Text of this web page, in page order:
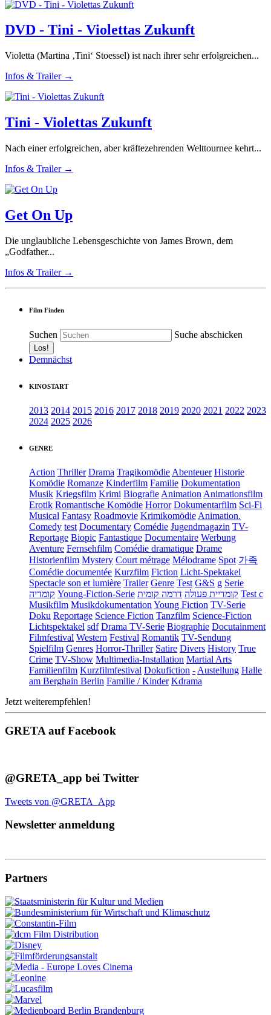
DVD - Tini - Violettas Zukunft
Violetta (Martina ‚Tini‘ Stoessel) ist nach ihrer sehr erfolgreichen...
Infos & Trailer →
Tini - Violettas Zukunft
Nach einer erfolgreichen, aber kräftezehrenden Welttournee kehrt...
Infos & Trailer →
Get On Up
Die unglaubliche Lebensgeschichte von James Brown, dem
„Godfather...
Infos & Trailer →
Film Finden
Suchen Suche abschicken
Demnächst
KINOSTART
2013 2014 2015 2016 2017 2018 2019 2020 2021 2022 2023
2024 2025 2026
GENRE
Action Thriller Drama Tragikomödie Abenteuer Historie
Komödie Romanze Kinderfilm Familie Dokumentation
Musik Kriegsfilm Krimi Biografie Animation Animationsfilm
Erotik Romantische Komödie Horror Dokumentarfilm Sci-Fi
Musical Fantasy Roadmovie Krimikomödie Animation.
Comedy test Documentary Comédie Jugendmagazin TV-
Reportage Biopic Fantastique Documentaire Werbung
Aventure Fernsehfilm Comédie dramatique Drame
Historienfilm Mystery Court métrage Mélodrame Spot 가족
Comédie documentée Kurzfilm Fiction Licht-Spektakel
Spectacle son et lumière Trailer Genre Test G&S g Serie
קומדיה Young-Fiction-Serie קומדיית פעולה דרמה קומית
Test c
Musikfilm Musikdokumentation Young Fiction TV-Serie
Doku Reportage Science Fiction Tanzfilm Science-Fiction
Lichtspektakel sdf Drama TV-Serie Biographie Docutainment
Filmfestival Western Festival Romantik TV-Sendung
Spielfilm Genres Horror-Thriller Satire Divers History True
Crime TV-Show Multimedia-Installation Martial Arts
Familienfilm Kurzfilmfestival Dokufiction - Austellung Halle
am Berghain Berlin Familie / Kinder Kdrama
Jetzt weiterempfehlen!
GRETA auf Facebook
@GRETA_app bei Twitter
Tweets von @GRETA_App
Newsletter anmeldung
Partners